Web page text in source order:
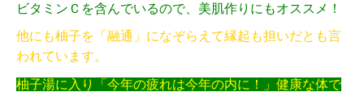
ビタミンＣを含んでいるので、美肌作りにもオススメ！
他にも柚子を「融通」になぞらえて縁起も担いだとも言
われています。
柚子湯に入り「今年の疲れは今年の内に！」健康な体で